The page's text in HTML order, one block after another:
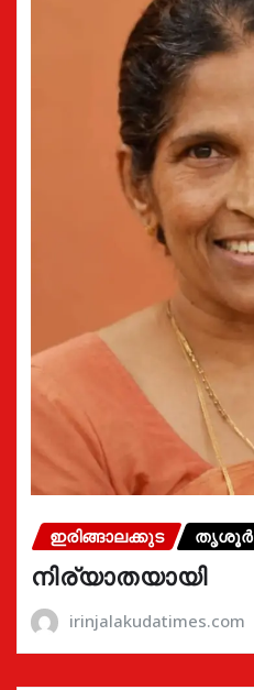
ഇരിങ്ങാലക്കുട തൃശൂർ
നിര്യാതയായി
irinjalakudatimes.com